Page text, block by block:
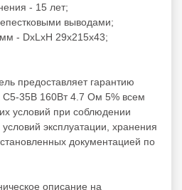
- 15 лет;
выводами;
- DxLxH 29x215x43;
предоставляет гарантию
С5-35В 160Вт 4.7 Ом 5% всем
условий при соблюдении
эксплуатации, хранения
документацией по
описание на